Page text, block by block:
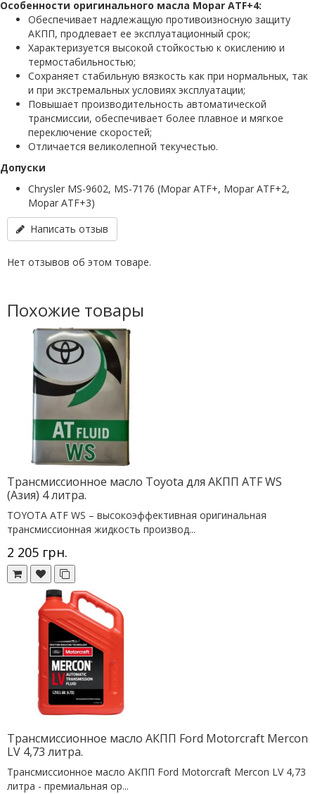
Особенности оригинального масла Mopar ATF+4:
Обеспечивает надлежащую противоизносную защиту
АКПП, продлевает ее эксплуатационный срок;
Характеризуется высокой стойкостью к окислению и
термостабильностью;
Сохраняет стабильную вязкость как при нормальных, так
и при экстремальных условиях эксплуатации;
Повышает производительность автоматической
трансмиссии, обеспечивает более плавное и мягкое
переключение скоростей;
Отличается великолепной текучестью.
Допуски
Chrysler MS-9602, MS-7176 (Mopar ATF+, Mopar ATF+2,
Mopar ATF+3)
Написать отзыв
Нет отзывов об этом товаре.
Похожие товары
Трансмиссионное масло Toyota для АКПП ATF WS
(Азия) 4 литра.
TOYOTA ATF WS – высокоэффективная оригинальная
трансмиссионная жидкость производ...
2 205 грн.
Трансмиссионное масло АКПП Ford Motorcraft Mercon
LV 4,73 литра.
Трансмиссионное масло АКПП Ford Motorcraft Mercon LV 4,73
литра - премиальная ор...